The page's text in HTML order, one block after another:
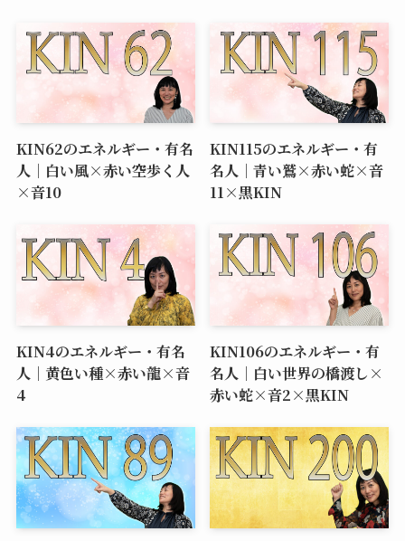
KIN62のエネルギー・有名
人｜白い風×赤い空歩く人
×音10
KIN115のエネルギー・有
名人｜青い鷲×赤い蛇×音
11×黒KIN
KIN4のエネルギー・有名
人｜黄色い種×赤い龍×音
4
KIN106のエネルギー・有
名人｜白い世界の橋渡し×
赤い蛇×音2×黒KIN